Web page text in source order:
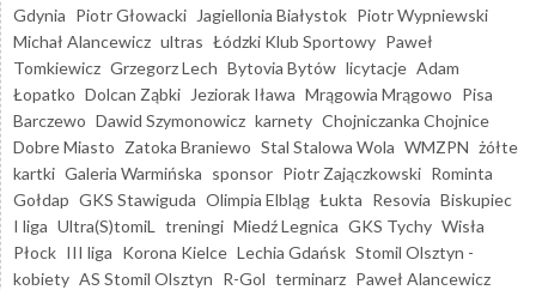
Gdynia Piotr Głowacki Jagiellonia Białystok Piotr Wypniewski
Michał Alancewicz ultras Łódzki Klub Sportowy Paweł
Tomkiewicz Grzegorz Lech Bytovia Bytów licytacje Adam
Łopatko Dolcan Ząbki Jeziorak Iława Mrągowia Mrągowo Pisa
Barczewo Dawid Szymonowicz karnety Chojniczanka Chojnice
Dobre Miasto Zatoka Braniewo Stal Stalowa Wola WMZPN żółte
kartki Galeria Warmińska sponsor Piotr Zajączkowski Rominta
Gołdap GKS Stawiguda Olimpia Elbląg Łukta Resovia Biskupiec
I liga Ultra(S)tomiL treningi Miedź Legnica GKS Tychy Wisła
Płock III liga Korona Kielce Lechia Gdańsk Stomil Olsztyn -
kobiety AS Stomil Olsztyn R-Gol terminarz Paweł Alancewicz